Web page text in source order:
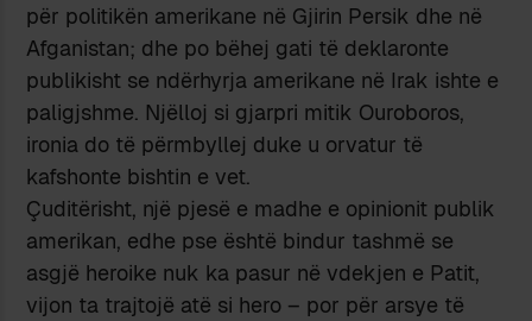
për politikën amerikane në Gjirin Persik dhe në
Afganistan; dhe po bëhej gati të deklaronte
publikisht se ndërhyrja amerikane në Irak ishte e
paligjshme. Njëlloj si gjarpri mitik Ouroboros,
ironia do të përmbyllej duke u orvatur të
kafshonte bishtin e vet.
Çuditërisht, një pjesë e madhe e opinionit publik
amerikan, edhe pse është bindur tashmë se
asgjë heroike nuk ka pasur në vdekjen e Patit,
vijon ta trajtojë atë si hero – por për arsye të